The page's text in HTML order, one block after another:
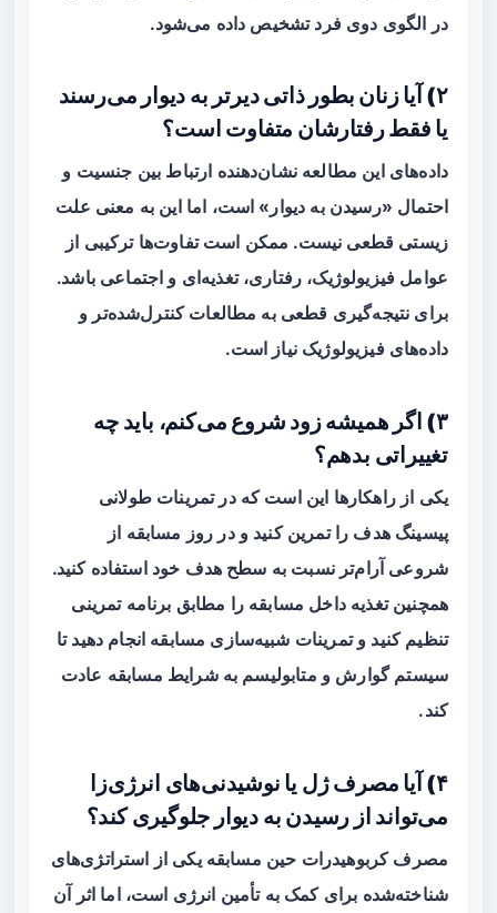
در الگوی دوی فرد تشخیص داده می‌شود.
۲) آیا زنان بطور ذاتی دیرتر به دیوار می‌رسند
یا فقط رفتارشان متفاوت است؟
داده‌های این مطالعه نشان‌دهنده ارتباط بین جنسیت و
احتمال «رسیدن به دیوار» است، اما این به معنی علت
زیستی قطعی نیست. ممکن است تفاوت‌ها ترکیبی از
عوامل فیزیولوژیک، رفتاری، تغذیه‌ای و اجتماعی باشد.
برای نتیجه‌گیری قطعی به مطالعات کنترل‌شده‌تر و
داده‌های فیزیولوژیک نیاز است.
۳) اگر همیشه زود شروع می‌کنم، باید چه
تغییراتی بدهم؟
یکی از راهکارها این است که در تمرینات طولانی
پیسینگ هدف را تمرین کنید و در روز مسابقه از
شروعی آرام‌تر نسبت به سطح هدف خود استفاده کنید.
همچنین تغذیه داخل مسابقه را مطابق برنامه تمرینی
تنظیم کنید و تمرینات شبیه‌سازی مسابقه انجام دهید تا
سیستم گوارش و متابولیسم به شرایط مسابقه عادت
کند.
۴) آیا مصرف ژل یا نوشیدنی‌های انرژی‌زا
می‌تواند از رسیدن به دیوار جلوگیری کند؟
مصرف کربوهیدرات حین مسابقه یکی از استراتژی‌های
شناخته‌شده برای کمک به تأمین انرژی است، اما اثر آن